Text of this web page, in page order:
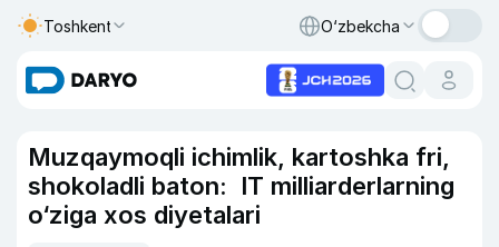
Toshkent O‘zbekcha
Muzqaymoqli ichimlik, kartoshka fri,
shokoladli baton: IT milliarderlarning
o‘ziga xos diyetalari